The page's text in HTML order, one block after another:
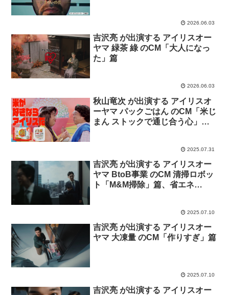
2026.06.03
吉沢亮 が出演する アイリスオー
ヤマ 緑茶 綠 のCM「大人になっ
た」篇
2026.06.03
秋山竜次 が出演する アイリスオ
ーヤマ パックごはん のCM「米じ
まん ストックで通じ合う心」篇
2025.07.31
吉沢亮 が出演する アイリスオー
ヤマ BtoB事業 のCM 清掃ロボッ
ト「M&M掃除」篇、省エネ
2025.07.10
吉沢亮 が出演する アイリスオー
ヤマ 大凍量 のCM「作りすぎ」篇
2025.07.10
吉沢亮 が出演する アイリスオー